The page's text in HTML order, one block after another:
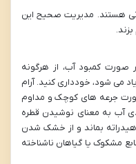
هستند. مدیریت صحیح این
صورت کمبود آب، از هرگونه
می شود، خودداری کنید. آرام
صورت جرعه های کوچک و مداوم
آب به معنای نوشیدن قطره
بماند و از خشک شدن
مشکوک یا گیاهان ناشناخته